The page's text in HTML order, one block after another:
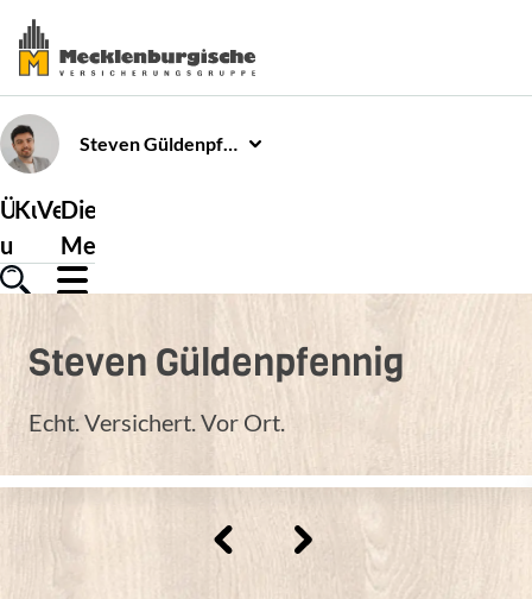
StevenGüldenpfennig
Über
uns
Kundenservice
Versicherungen
Die
Mecklenburgische
Steven Güldenpfennig
Echt. Versichert. Vor Ort.